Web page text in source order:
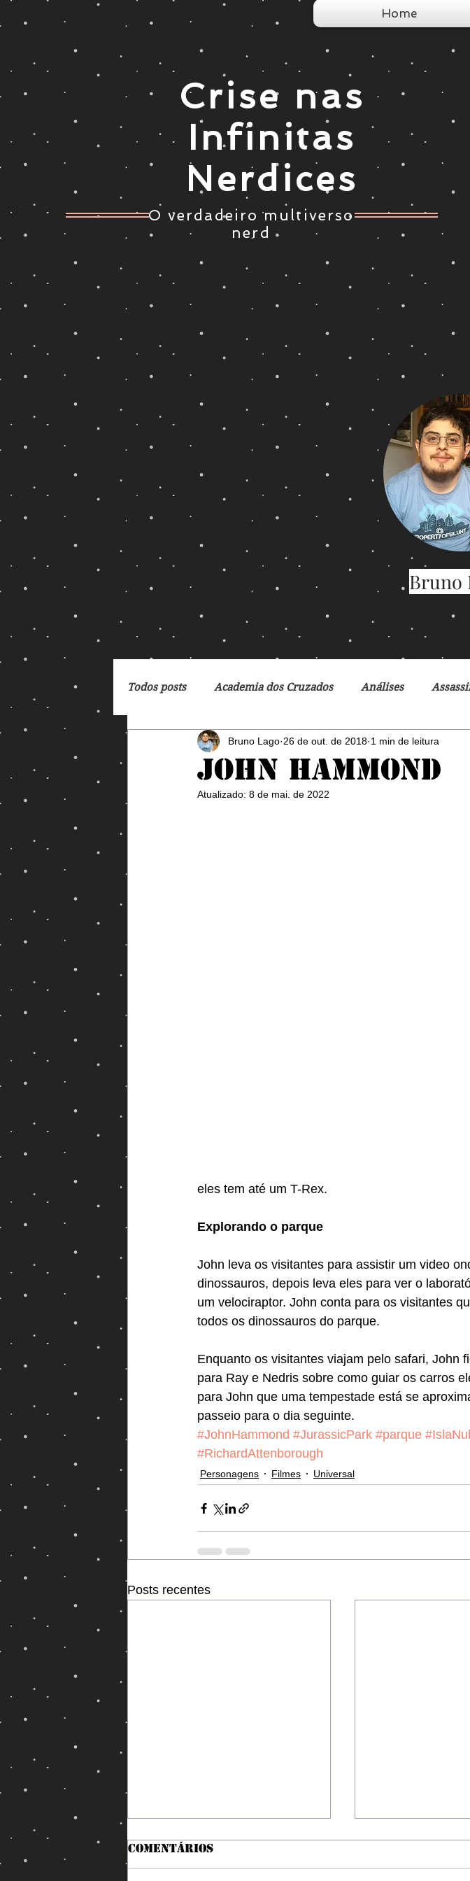
Home
Crise nas
Infinitas
Nerdices
O verdadeiro multiverso
nerd
Todos posts Academia dos Cruzados Análises
Breaking Bad Cartoon Ciclo da Herança
DC Comics De Volta para o Futuro
John Hammond
Bruno Lago 26 de out. de 2018 1 min de leitura
Atualizado: 8 de mai. de 2022
eles tem até um T-Rex.
Explorando o parque
John leva os visitantes para assistir um video
dinossauros, depois leva eles para ver o
um velociraptor. John conta para os visitantes
todos os dinossauros do parque.
Enquanto os visitantes viajam pelo safari, John
para Ray e Nedris sobre como guiar os carros
para John que uma tempestade está se
passeio para o dia seguinte.
#JohnHammond #JurassicPark #parque
#RichardAttenborough
Personagens Filmes Universal
Posts recentes
Comentários
Bruno